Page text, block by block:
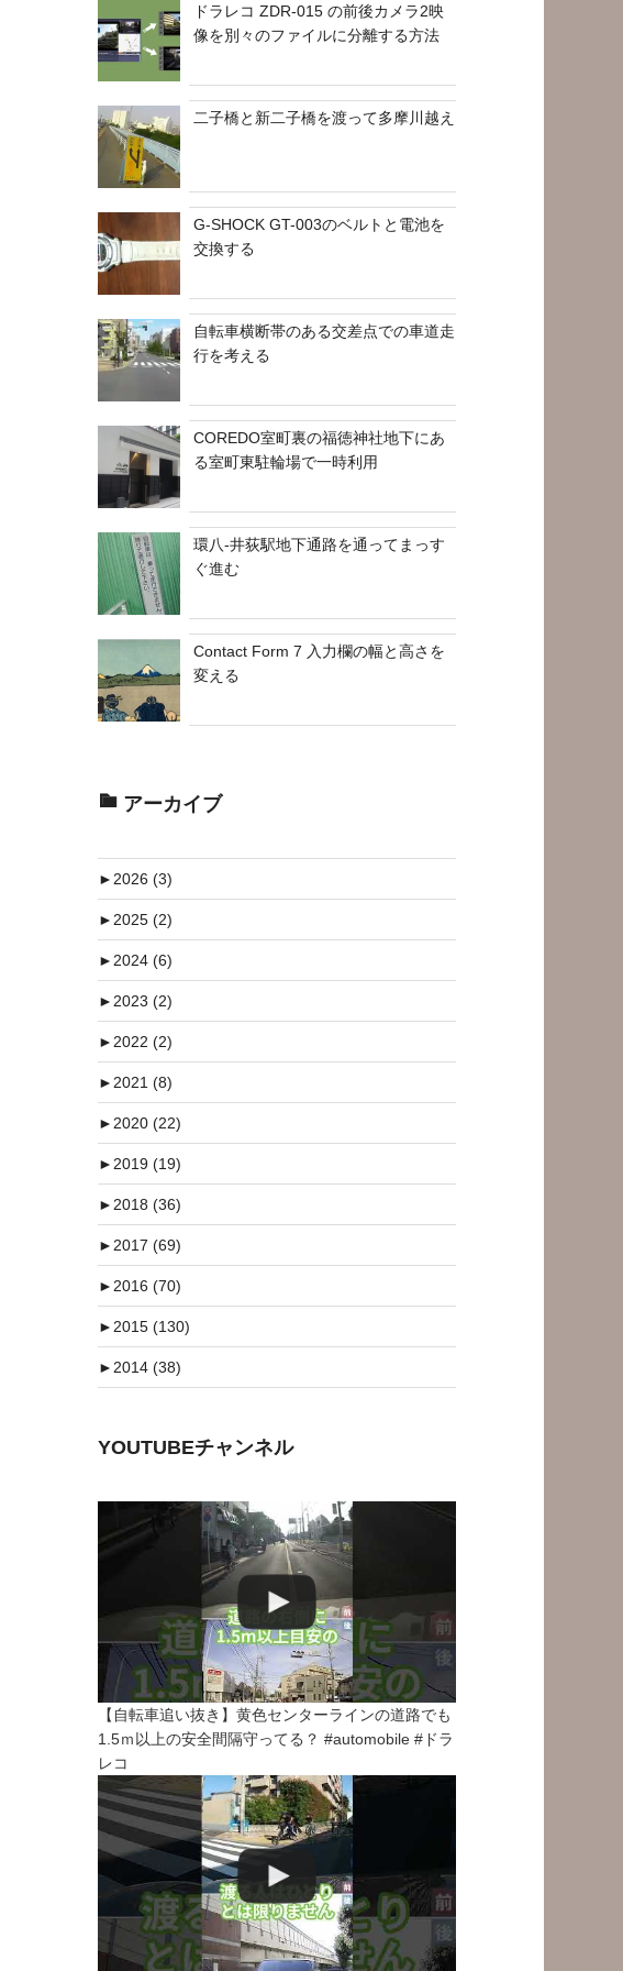
ドラレコ ZDR-015 の前後カメラ2映
像を別々のファイルに分離する方法
二子橋と新二子橋を渡って多摩川越え
G-SHOCK GT-003のベルトと電池を
交換する
自転車横断帯のある交差点での車道走
行を考える
COREDO室町裏の福徳神社地下にあ
る室町東駐輪場で一時利用
環八-井荻駅地下通路を通ってまっす
ぐ進む
Contact Form 7 入力欄の幅と高さを
変える
アーカイブ
►2026 (3)
►2025 (2)
►2024 (6)
►2023 (2)
►2022 (2)
►2021 (8)
►2020 (22)
►2019 (19)
►2018 (36)
►2017 (69)
►2016 (70)
►2015 (130)
►2014 (38)
YOUTUBEチャンネル
【自転車追い抜き】黄色センターラインの道路でも
1.5ｍ以上の安全間隔守ってる？ #automobile #ドラ
レコ